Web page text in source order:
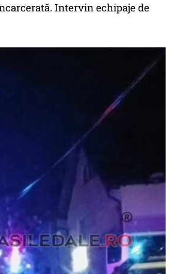
Intervin echipaje de